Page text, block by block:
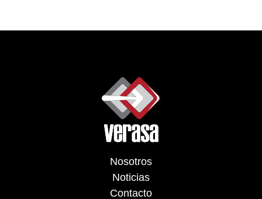
Nosotros
Noticias
Contacto